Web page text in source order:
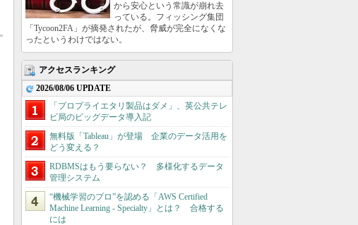
から安心という常識が崩れ去
っている。フィッシング集団
「Tycoon2FA」が摘発されたが、脅威が完全になくな
ったというわけではない。
アクセスランキング
2026/08/06 UPDATE
「プロプライエタリ製品はダメ」、英公共テレ
ビ局のビッグデータ導入記
無料版「Tableau」が登場 企業のデータ活用を
どう変える？
RDBMSはもう要らない？ 多様化するデータ
管理システム
“機械学習のプロ”を認める「AWS Certified
Machine Learning - Specialty」とは？ 合格する
には